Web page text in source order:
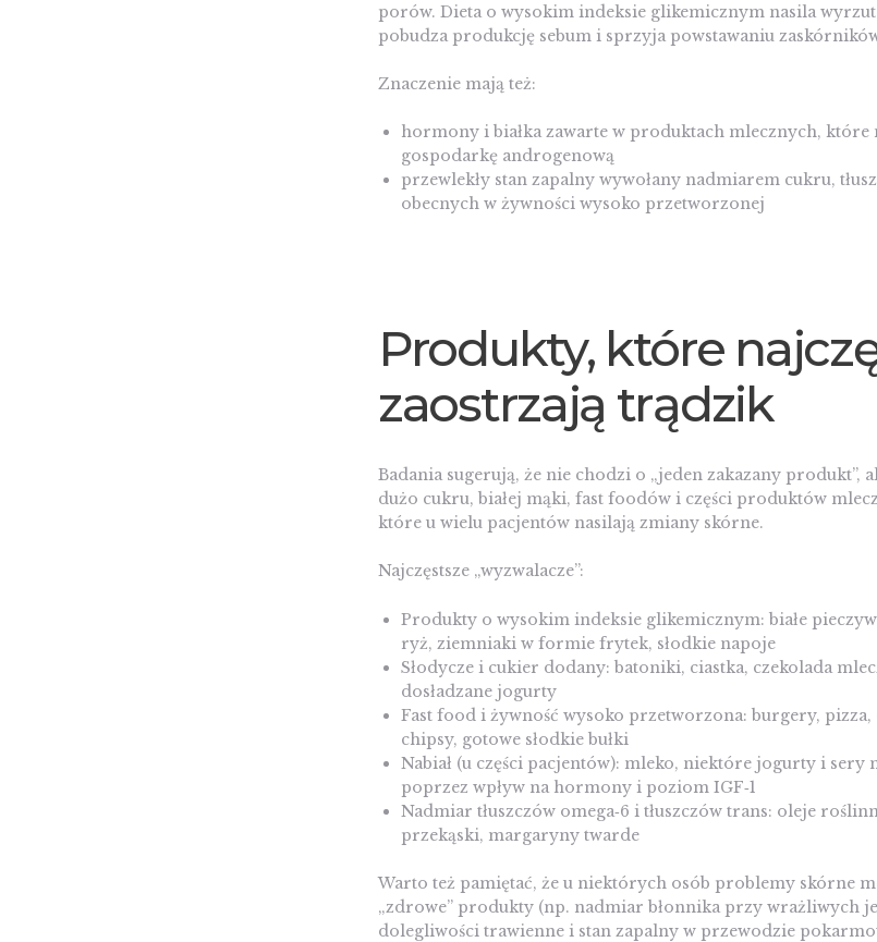
porów. Dieta o wysokim indeksie glikemicznym nasila
pobudza produkcję sebum i sprzyja powstawaniu
Znaczenie mają też:
hormony i białka zawarte w produktach mlecznych, które
gospodarkę androgenową
przewlekły stan zapalny wywołany nadmiarem cukru,
obecnych w żywności wysoko przetworzonej
Produkty, które
zaostrzają trądzik
Badania sugerują, że nie chodzi o „jeden zakazany produkt”,
dużo cukru, białej mąki, fast foodów i części produktów
które u wielu pacjentów nasilają zmiany skórne.
Najczęstsze „wyzwalacze”:
Produkty o wysokim indeksie glikemicznym: białe
ryż, ziemniaki w formie frytek, słodkie napoje
Słodycze i cukier dodany: batoniki, ciastka, czekolada
dosładzane jogurty
Fast food i żywność wysoko przetworzona: burgery, pizza,
chipsy, gotowe słodkie bułki
Nabiał (u części pacjentów): mleko, niektóre jogurty i sery
poprzez wpływ na hormony i poziom IGF‑1
Nadmiar tłuszczów omega‑6 i tłuszczów trans: oleje
przekąski, margaryny twarde
Warto też pamiętać, że u niektórych osób problemy skórne
„zdrowe” produkty (np. nadmiar błonnika przy wrażliwych
dolegliwości trawienne i stan zapalny w przewodzie